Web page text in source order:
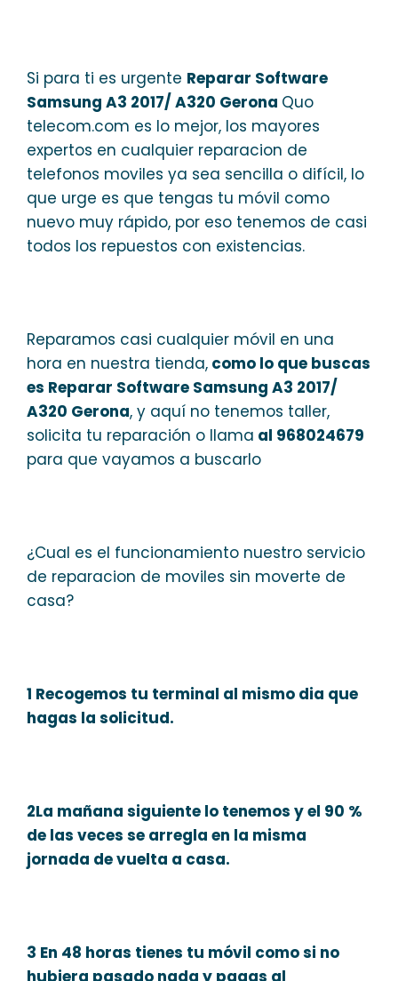
Si para ti es urgente Reparar Software
Samsung A3 2017/ A320 Gerona Quo
telecom.com es lo mejor, los mayores
expertos en cualquier reparacion de
telefonos moviles ya sea sencilla o difícil, lo
que urge es que tengas tu móvil como
nuevo muy rápido, por eso tenemos de casi
todos los repuestos con existencias.
Reparamos casi cualquier móvil en una
hora en nuestra tienda, como lo que buscas
es Reparar Software Samsung A3 2017/
A320 Gerona, y aquí no tenemos taller,
solicita tu reparación o llama al 968024679
para que vayamos a buscarlo
¿Cual es el funcionamiento nuestro servicio
de reparacion de moviles sin moverte de
casa?
1 Recogemos tu terminal al mismo dia que
hagas la solicitud.
2La mañana siguiente lo tenemos y el 90 %
de las veces se arregla en la misma
jornada de vuelta a casa.
3 En 48 horas tienes tu móvil como si no
hubiera pasado nada y pagas al